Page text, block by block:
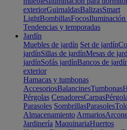
exteriorGuirnaldasBalizasSmart
LightBombillasFocosIluminación
Tendencias y temporadas
Jardín
Muebles de jardín Set de jardín
jardínSillas de jardínMesas de
jardínSofás jardínBancos de
exterior
Hamacas y tumbonas
AccesoriosBalancinesTumbonas
Pérgolas CenadoresCarpas
Parasoles SombrillasParasoles
Almacenamiento Armarios
Jardinería MaquinariaHuertos